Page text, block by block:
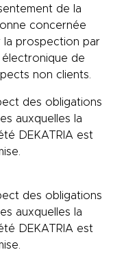
de la
concernée
la prospection par
de
non clients.
des obligations
auxquelles la
DEKATRIA est
des obligations
auxquelles la
DEKATRIA est